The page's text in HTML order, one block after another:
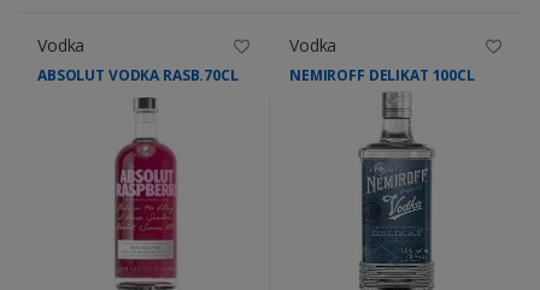
Vodka
ABSOLUT VODKA RASB.70CL
Vodka
NEMIROFF DELIKAT 100CL